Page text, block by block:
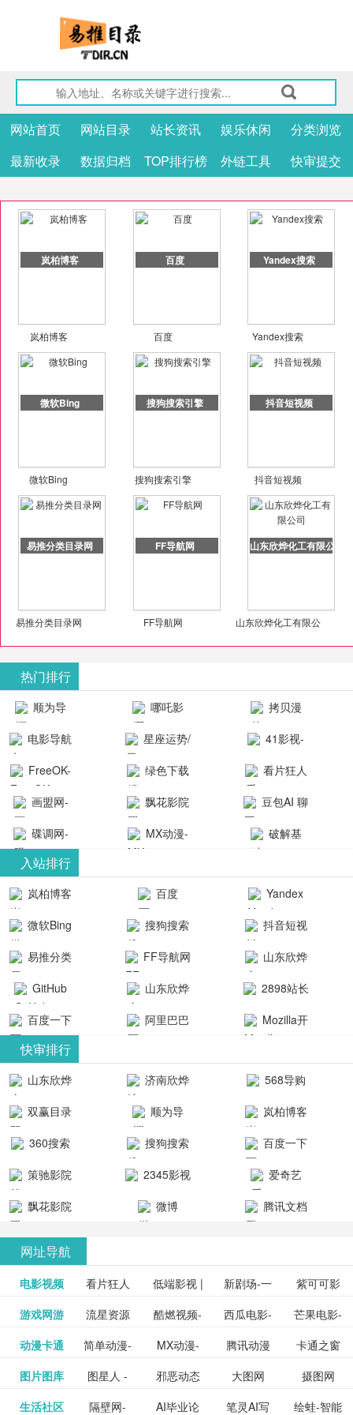
网站首页 网站目录 站长资讯 娱乐休闲
分类浏览
最新收录
数据归档 TOP排行榜 外链工具 快审提交
岚柏博客
岚柏博客
百度
百度
Yandex搜索
Yandex搜索
微软Bing
微软Bing
搜狗搜索引擎
搜狗搜索引擎
抖音短视频
抖音短视频
易推分类目录网
易推分类目录网
FF导航网
FF导航网
山东欣烨化工有限公司
山东欣烨化工有限公
热门排行
顺为导
航-办公运营
哪吒影
院-哪吒影院
提供最新、
最全的高清
电影、电视
剧、动漫和
综艺节目免
费观看。平
台内容丰
富，更新快
速，支持在
线观看，满
足各类影迷
需求，提供
无广告、高
清流畅的观
影体验。
拷贝漫
画-官网
动漫综合
电影导航
- 免费看电影
就来这！ | 快
导航网-免费
看电影就来
这！收录大
量免费看电
影网站！
星座运势/
最星座/美国
神婆星座网
41影视-
聚合最近好
看的电视剧
最新电影网
站-41影视为
成全短剧电
视剧、电视
剧大全、好
看的电视
剧、最新的
电影在线观
看，神马影
最新好看的
剧片、爱情
片、搞笑片
等全新电
影，是影
FreeOK-
FreeOK影视
官网-最新影
视资源|追剧
也很卷
绿色下载
吧
看片狂人
- 高清视频资
源免费在线
观看
画盟网-
画师联盟官
网
_huashilm.com_
动漫综合
飘花影院
网
豆包AI 聊
天智能对话
网页版入口
碟调网-
碟调网为您
提供最新电
视剧和2025
年最新电影
的在线观
看，快来碟
调电影网在
线观看最新
热门影视作
MX动漫-
漫免费在线
观看
破解基
整合当前互
联网最新最
全最优质的
软件免费下
载、资源免
费共享、技
术教程学习
台！整合破
合破解游
戏、整合安
卓破解软件
分享与下
载！旨在打
件共享站、
资源
入站排行
岚柏博客 百度
Yandex
搜索
微软Bing
搜狗搜索
引擎
抖音短视
频
易推分类
目录网
FF导航网
山东欣烨
化工有限公
GitHub
山东欣烨
生物科技有
2898站长
资源平台
百度一下
阿里巴巴
Mozilla开
快审排行
山东欣烨
生物科技有
济南欣烨
科技有限公
568导购
网
双赢目录
顺为导
航-办公运营
岚柏博客
360搜索
搜狗搜索
百度一下
策驰影院
2345影视
大全
爱奇艺
VIP会员
飘花影院
微博 腾讯文档
网址导航
电影视频 看片狂人 低端影视 |
免费高清
在线电影
新剧场-一
个网盘资
源分享小
紫可可影
视-紫可可,
免费提供
泡剧网_最
新电视剧
免费在线
更多>>
游戏网游 流星资源
网-流星蝴
蝶剑官网
酷燃视频-
致力于打
造中国领
西瓜电影-
西瓜视频
网站电影
芒果电影-
芒果TV网
站电影频
豆瓣电影-
豆瓣电影
更多>>
动漫卡通 简单动漫-
日本动画
MX动漫-
最新最全
腾讯动漫
频道
卡通之窗
三毛漫画
网
更多>>
图片图库 图星人 -
设计图片
邪恶动态
图片大全
大图网
摄图网
图行天下
更多>>
生活社区 隔壁网- AI毕业论 笔灵AI写 绘蛙-智能